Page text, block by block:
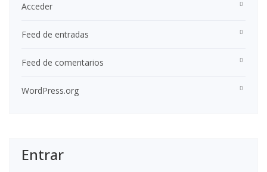
Acceder
Feed de entradas
Feed de comentarios
WordPress.org
Entrar